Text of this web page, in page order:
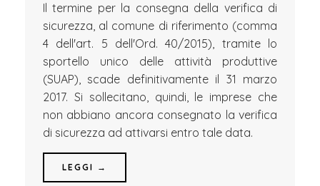
Il termine per la consegna della verifica di
sicurezza, al comune di riferimento (comma
4 dell'art. 5 dell'Ord. 40/2015), tramite lo
sportello unico delle attività produttive
(SUAP), scade definitivamente il 31 marzo
2017. Si sollecitano, quindi, le imprese che
non abbiano ancora consegnato la verifica
di sicurezza ad attivarsi entro tale data.
LEGGI →